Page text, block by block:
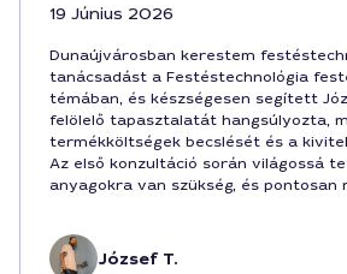
19 Június 2026
Dunaújvárosban kerestem
tanácsadást a Festéstechnológia
témában, és készségesen segített
felölelő tapasztalatát hangsúlyozta,
termékköltségek becslését és a
Az első konzultáció során világossá
anyagokra van szükség, és pontosan
optimalizálni a festési folyamatokat a
József T.